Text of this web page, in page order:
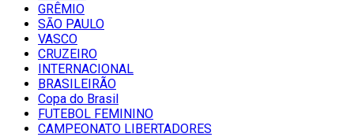
GRÊMIO
SĀO PAULO
VASCO
CRUZEIRO
INTERNACIONAL
BRASILEIRÃO
Copa do Brasil
FUTEBOL FEMININO
CAMPEONATO LIBERTADORES